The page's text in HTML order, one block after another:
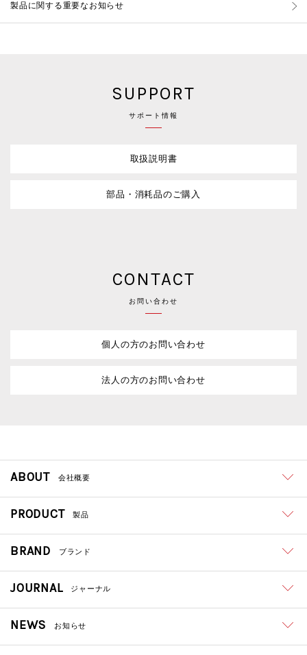
製品に関する重要なお知らせ
SUPPORT
サポート情報
取扱説明書
部品・消耗品のご購入
CONTACT
お問い合わせ
個人の方のお問い合わせ
法人の方のお問い合わせ
ABOUT 会社概要
PRODUCT 製品
BRAND ブランド
JOURNAL ジャーナル
NEWS お知らせ